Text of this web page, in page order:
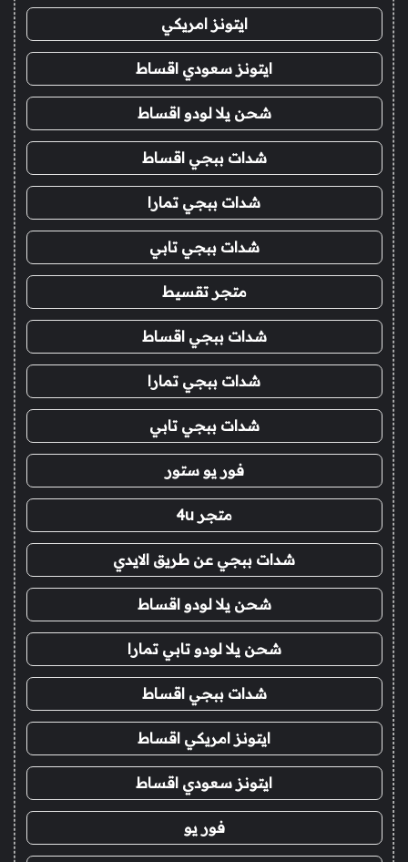
ايتونز امريكي
ايتونز سعودي اقساط
شحن يلا لودو اقساط
شدات ببجي اقساط
شدات ببجي تمارا
شدات ببجي تابي
متجر تقسيط
شدات ببجي اقساط
شدات ببجي تمارا
شدات ببجي تابي
فور يو ستور
متجر 4u
شدات ببجي عن طريق الايدي
شحن يلا لودو اقساط
شحن يلا لودو تابي تمارا
شدات ببجي اقساط
ايتونز امريكي اقساط
ايتونز سعودي اقساط
فور يو